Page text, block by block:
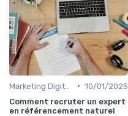
• 10/01/2025
Comment recruter un expert
en référencement naturel